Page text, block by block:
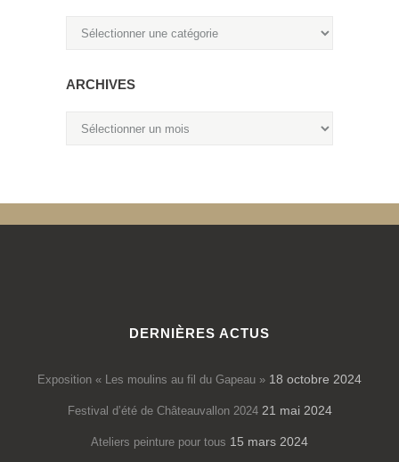
ARCHIVES
DERNIÈRES ACTUS
Exposition « Les moulins au fil du Gapeau » 18 octobre 2024
Festival d’été de Châteauvallon 2024 21 mai 2024
Ateliers peinture pour tous 15 mars 2024